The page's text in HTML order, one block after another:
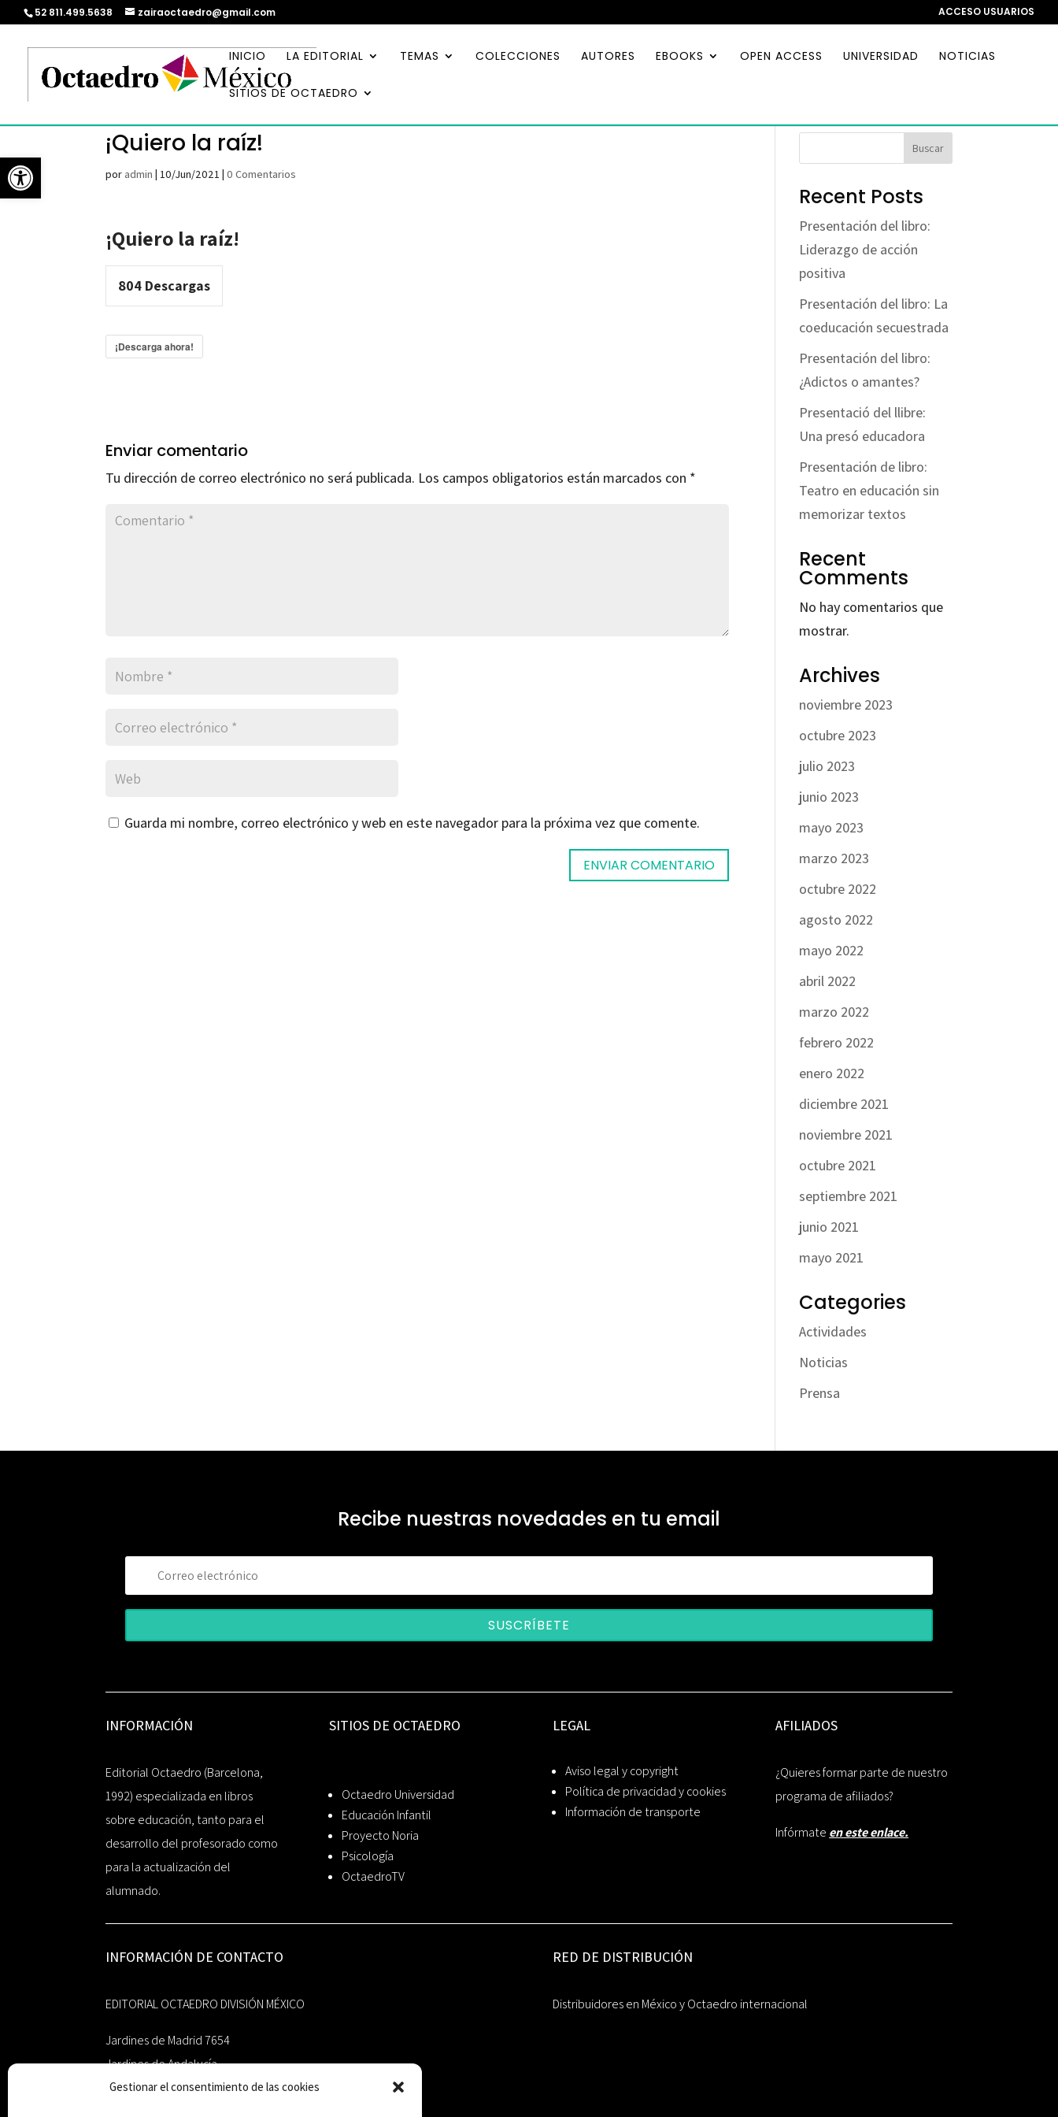
Abrir barra de herramientas
Gestionar el consentimiento de las cookies
52 811.499.5638 zairaoctaedro@gmail.com ACCESO USUARIOS
INICIO LA EDITORIAL TEMAS COLECCIONES AUTORES EBOOKS OPEN ACCESS UNIVERSIDAD NOTICIAS
SITIOS DE OCTAEDRO
¡Quiero la raíz!
por admin | 10/Jun/2021 |0 Comentarios
¡Quiero la raíz!
804 Descargas
¡Descarga ahora!
Enviar comentario
Tu dirección de correo electrónico no será publicada. Los campos obligatorios están marcados con *
Guarda mi nombre, correo electrónico y web en este navegador para la próxima vez que comente.
Buscar
Recent Posts
Presentación del libro:
Liderazgo de acción
positiva
Presentación del libro: La
coeducación secuestrada
Presentación del libro:
¿Adictos o amantes?
Presentació del llibre:
Una presó educadora
Presentación de libro:
Teatro en educación sin
memorizar textos
Recent
Comments
No hay comentarios que
mostrar.
Archives
noviembre 2023
octubre 2023
julio 2023
junio 2023
mayo 2023
marzo 2023
octubre 2022
agosto 2022
mayo 2022
abril 2022
marzo 2022
febrero 2022
enero 2022
diciembre 2021
noviembre 2021
octubre 2021
septiembre 2021
junio 2021
mayo 2021
Categories
Actividades
Noticias
Prensa
Recibe nuestras novedades en tu email
SUSCRÍBETE
INFORMACIÓN
Editorial Octaedro (Barcelona,
1992) especializada en libros
sobre educación, tanto para el
desarrollo del profesorado como
para la actualización del
alumnado.
SITIOS DE OCTAEDRO
Octaedro Universidad
Educación Infantil
Proyecto Noria
Psicología
OctaedroTV
LEGAL
Aviso legal y copyright
Política de privacidad y cookies
Información de transporte
AFILIADOS
¿Quieres formar parte de nuestro
programa de afiliados?
Infórmate en este enlace.
INFORMACIÓN DE CONTACTO
EDITORIAL OCTAEDRO DIVISIÓN MÉXICO
Jardines de Madrid 7654
Jardines de Andalucía
Guadalupe, Nuevo León
RED DE DISTRIBUCIÓN
Distribuidores en México y Octaedro internacional